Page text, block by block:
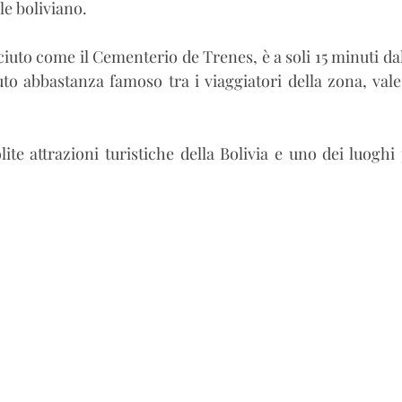
boliviano.
come il Cementerio de Trenes, è a soli 15 minuti
abbastanza famoso tra i viaggiatori della zona,
attrazioni turistiche della Bolivia e uno dei luoghi